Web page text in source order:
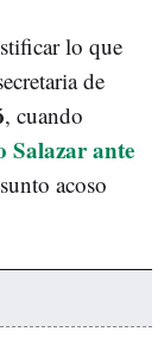
lo que
de
, cuando
Salazar ante
acoso